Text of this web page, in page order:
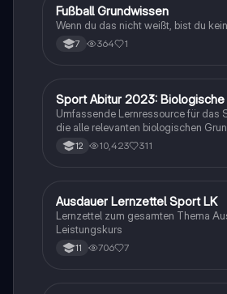
FSport
Fußball Grundwissen
Wenn du das nicht weißt, bist du
7 364 1
Sport
Sport Abitur 2023: Biologische
Umfassende Lernressource für das
die alle relevanten biologischen
einschließlich Muskel- und Herz-
Bewegungslehre, Lern- und
komplexer sportwissenschaftlicher
12 10,423 311
Sport
Ausdauer Lernzettel Sport LK
Lernzettel zum gesamten Thema
Leistungskurs
11 706 7